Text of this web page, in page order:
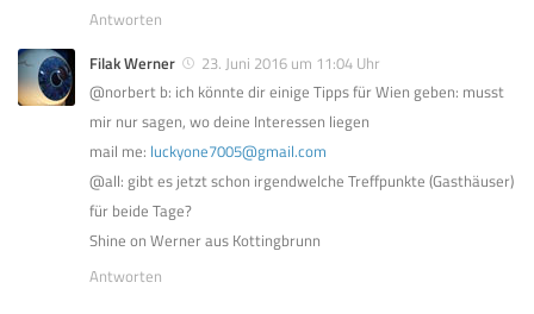
Antworten
Filak Werner
23. Juni 2016 um 11:04 Uhr
@norbert b: ich könnte dir einige Tipps für Wien geben: musst
mir nur sagen, wo deine Interessen liegen
mail me: luckyone7005@gmail.com
@all: gibt es jetzt schon irgendwelche Treffpunkte (Gasthäuser)
für beide Tage?
Shine on Werner aus Kottingbrunn
Antworten